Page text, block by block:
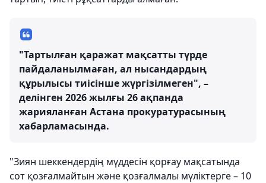
"Тартылған қаражат мақсатты түрде
пайдаланылмаған, ал нысандардың
құрылысы тиісінше жүргізілмеген", –
делінген 2026 жылғы 26 ақпанда
жарияланған Астана прокуратурасының
хабарламасында.
"Зиян шеккендердің мүддесін қорғау мақсатында
сот қозғалмайтын және қозғалмалы мүліктерге – 10